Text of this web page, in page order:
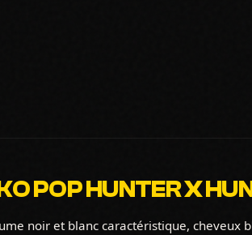
POP HUNTER X
noir et blanc caractéristique, cheveux